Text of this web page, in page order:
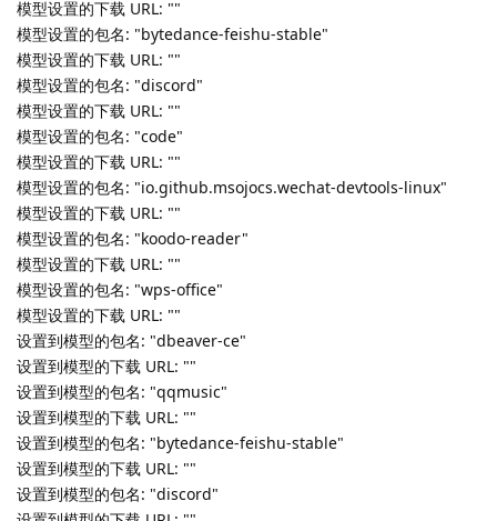
包名: "discord" 图标路径: "/usr/share/pixmaps/discord.png"
包名: "io.github.msojocs.wechat-devtools-linux" 图标路径:
"/opt/apps/io.github.msojocs.wechat-devtools-
linux/entries/icons/hicolor/128x128/apps/io.github.msojocs.w
echat-devtools-linux.png"
包名: "koodo-reader" 图标路径:
"/usr/share/icons/hicolor/256x256/apps/koodo-reader.png"
包名: "qqmusic" 图标路径:
"/usr/share/icons/hicolor/16x16/apps/qqmusic.png"
包名: "wps-office" 图标路径:
"/usr/share/icons/hicolor/48x48/apps/wps-office2023-
wpsmain.png"
未找到下载 URL，包名: "dbeaver-ce"
未找到下载 URL，包名: "qqmusic"
未找到下载 URL，包名: "bytedance-feishu-stable"
未找到下载 URL，包名: "discord"
未找到下载 URL，包名: "code"
未找到下载 URL，包名: "io.github.msojocs.wechat-devtools-
linux"
未找到下载 URL，包名: "koodo-reader"